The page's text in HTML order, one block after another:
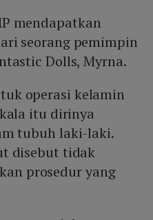
mendapatkan
seorang pemimpin
Dolls, Myrna.
operasi kelamin
itu dirinya
tubuh laki-laki.
disebut tidak
prosedur yang